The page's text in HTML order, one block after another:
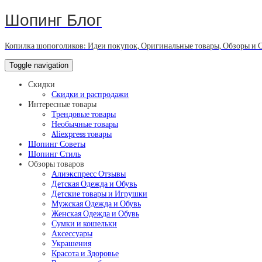
Шопинг Блог
Копилка шопоголиков: Идеи покупок, Оригинальные товары, Обзоры и
Toggle navigation
Скидки
Скидки и распродажи
Интересные товары
Трендовые товары
Необычные товары
Aliexpress товары
Шопинг Советы
Шопинг Стиль
Обзоры товаров
Алиэкспресс Отзывы
Детская Одежда и Обувь
Детские товары и Игрушки
Мужская Одежда и Обувь
Женская Одежда и Обувь
Сумки и кошельки
Аксессуары
Украшения
Красота и Здоровье